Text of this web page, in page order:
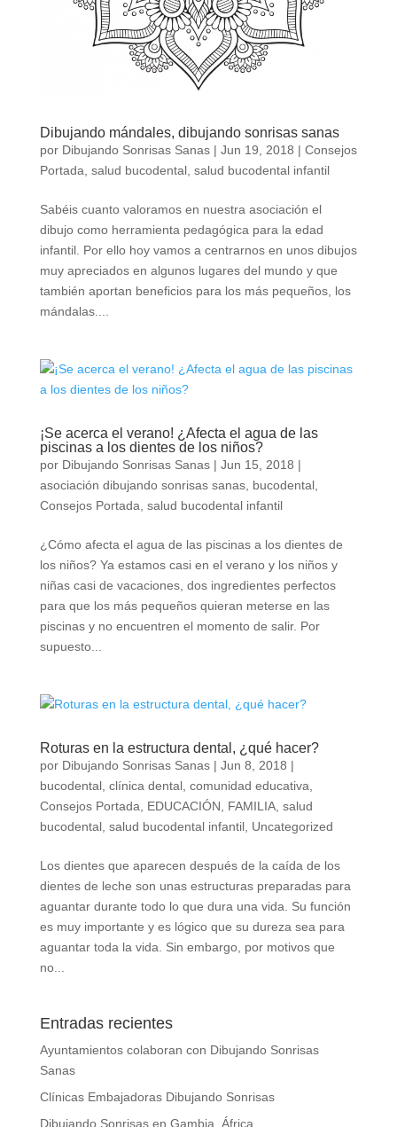
Dibujando mándales, dibujando sonrisas sanas
por Dibujando Sonrisas Sanas| Jun 19, 2018 | Consejos
Portada, salud bucodental, salud bucodental infantil
Sabéis cuanto valoramos en nuestra asociación el
dibujo como herramienta pedagógica para la edad
infantil. Por ello hoy vamos a centrarnos en unos dibujos
muy apreciados en algunos lugares del mundo y que
también aportan beneficios para los más pequeños, los
mándalas....
¡Se acerca el verano! ¿Afecta el agua de las
piscinas a los dientes de los niños?
por Dibujando Sonrisas Sanas| Jun 15, 2018 |
asociación dibujando sonrisas sanas, bucodental,
Consejos Portada, salud bucodental infantil
¿Cómo afecta el agua de las piscinas a los dientes de
los niños? Ya estamos casi en el verano y los niños y
niñas casi de vacaciones, dos ingredientes perfectos
para que los más pequeños quieran meterse en las
piscinas y no encuentren el momento de salir. Por
supuesto...
Roturas en la estructura dental, ¿qué hacer?
por Dibujando Sonrisas Sanas| Jun 8, 2018 |
bucodental, clínica dental, comunidad educativa,
Consejos Portada, EDUCACIÓN, FAMILIA, salud
bucodental, salud bucodental infantil, Uncategorized
Los dientes que aparecen después de la caída de los
dientes de leche son unas estructuras preparadas para
aguantar durante todo lo que dura una vida. Su función
es muy importante y es lógico que su dureza sea para
aguantar toda la vida. Sin embargo, por motivos que
no...
Entradas recientes
Ayuntamientos colaboran con Dibujando Sonrisas
Sanas
Clínicas Embajadoras Dibujando Sonrisas
Dibujando Sonrisas en Gambia, África